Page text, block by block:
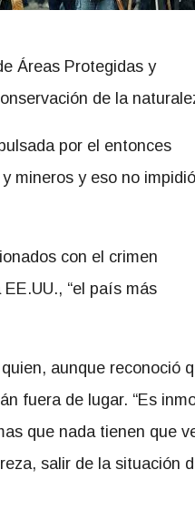
Áreas Protegidas y
de la
por el entonces
mineros y eso no
con el crimen
“el país más
aunque reconoció
fuera de lugar. “Es
que nada tienen que
salir de la situación